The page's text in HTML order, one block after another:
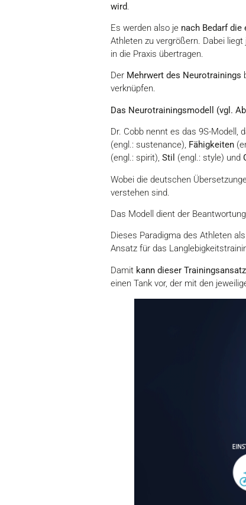
wird.
Es werden also je nach Bedarf
Athleten zu vergrößern. Dabei
in die Praxis übertragen.
Der Mehrwert des Neurotrainings
verknüpfen.
Das Neurotrainingsmodell (vgl.
Dr. Cobb nennt es das 9S-Modell,
(engl.: sustenance), Fähigkeiten
(engl.: spirit), Stil (engl.: style) und
Wobei die deutschen
verstehen sind.
Das Modell dient der
Dieses Paradigma des Athleten
Ansatz für das
Damit kann dieser
einen Tank vor, der mit den